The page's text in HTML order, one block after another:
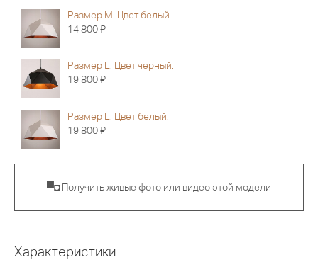
Размер M. Цвет белый.
14 800Я
Размер L. Цвет черный.
19 800Я
Размер L. Цвет белый.
19 800Я
▀◘ Получить живые фото или видео этой модели
Характеристики